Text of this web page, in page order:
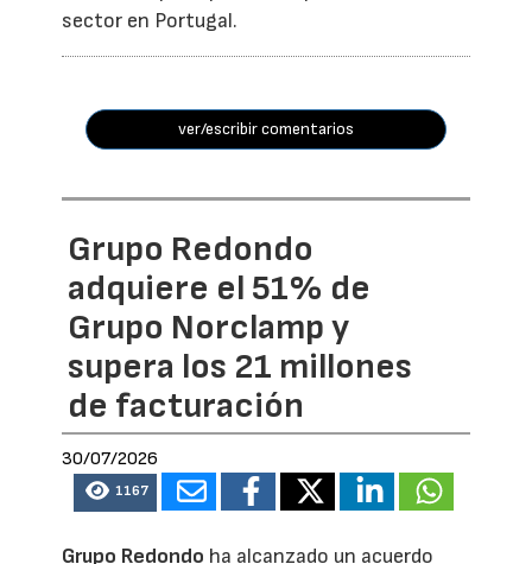
sector en Portugal.
ver/escribir comentarios
Grupo Redondo
adquiere el 51% de
Grupo Norclamp y
supera los 21 millones
de facturación
30/07/2026
1167
Grupo Redondo ha alcanzado un acuerdo